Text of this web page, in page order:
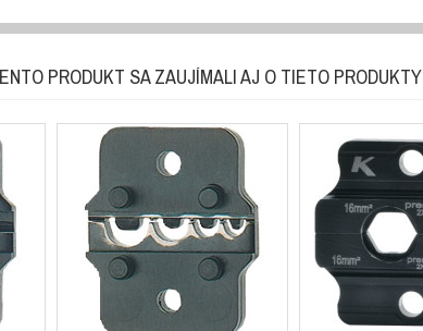
PRODUKT SA ZAUJÍMALI AJ O TIETO PRODUKTY